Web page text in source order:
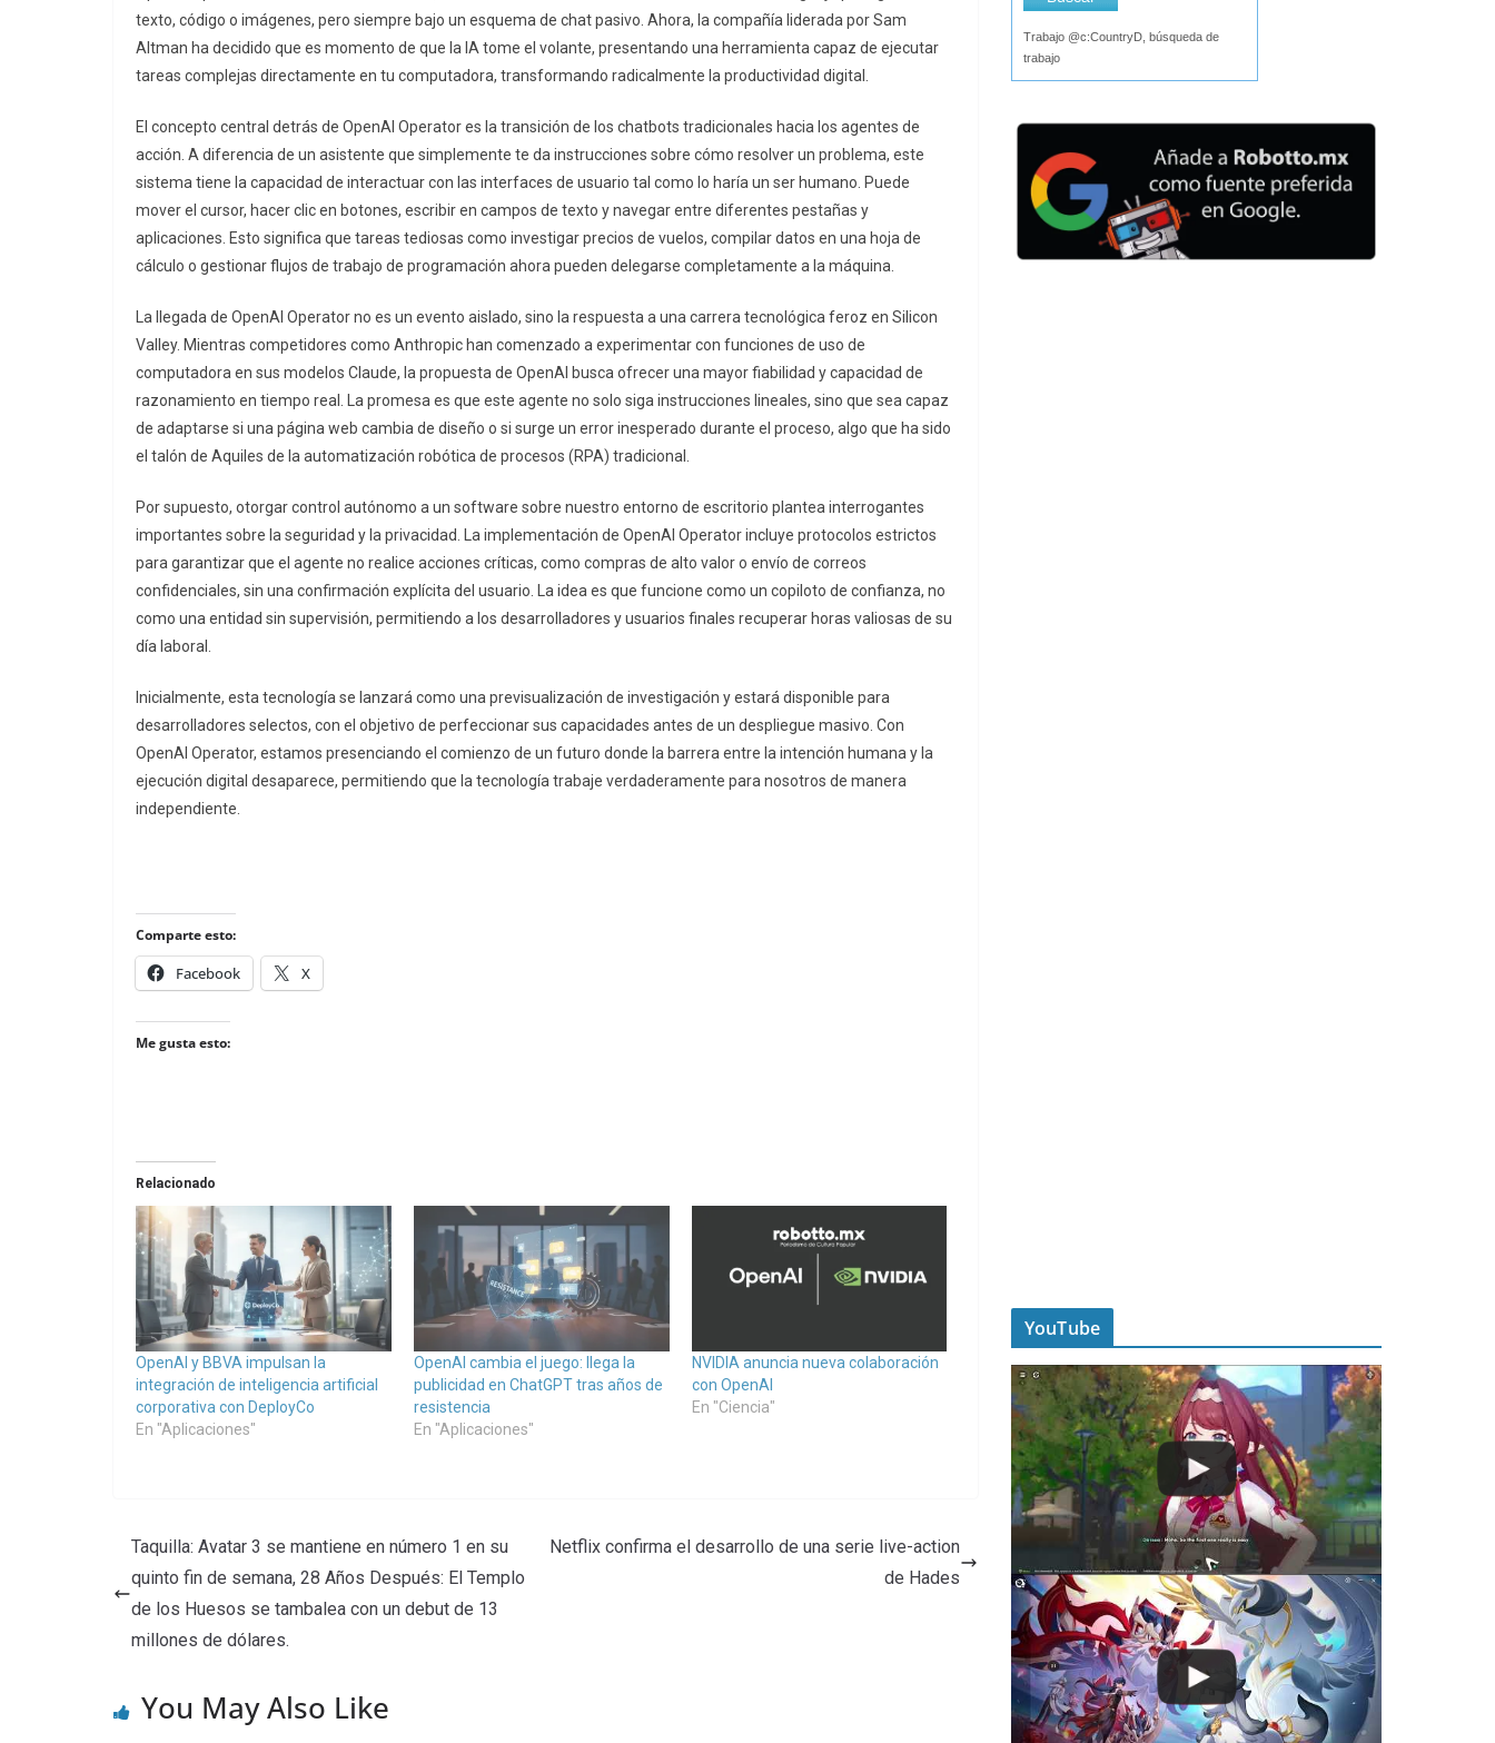
texto, código o imágenes, pero siempre bajo un esquema de chat pasivo. Ahora, la compañía liderada por Sam
Altman ha decidido que es momento de que la IA tome el volante, presentando una herramienta capaz de ejecutar
tareas complejas directamente en tu computadora, transformando radicalmente la productividad digital.
El concepto central detrás de OpenAI Operator es la transición de los chatbots tradicionales hacia los agentes de
acción. A diferencia de un asistente que simplemente te da instrucciones sobre cómo resolver un problema, este
sistema tiene la capacidad de interactuar con las interfaces de usuario tal como lo haría un ser humano. Puede
mover el cursor, hacer clic en botones, escribir en campos de texto y navegar entre diferentes pestañas y
aplicaciones. Esto significa que tareas tediosas como investigar precios de vuelos, compilar datos en una hoja de
cálculo o gestionar flujos de trabajo de programación ahora pueden delegarse completamente a la máquina.
La llegada de OpenAI Operator no es un evento aislado, sino la respuesta a una carrera tecnológica feroz en Silicon
Valley. Mientras competidores como Anthropic han comenzado a experimentar con funciones de uso de
computadora en sus modelos Claude, la propuesta de OpenAI busca ofrecer una mayor fiabilidad y capacidad de
razonamiento en tiempo real. La promesa es que este agente no solo siga instrucciones lineales, sino que sea capaz
de adaptarse si una página web cambia de diseño o si surge un error inesperado durante el proceso, algo que ha sido
el talón de Aquiles de la automatización robótica de procesos (RPA) tradicional.
Por supuesto, otorgar control autónomo a un software sobre nuestro entorno de escritorio plantea interrogantes
importantes sobre la seguridad y la privacidad. La implementación de OpenAI Operator incluye protocolos estrictos
para garantizar que el agente no realice acciones críticas, como compras de alto valor o envío de correos
confidenciales, sin una confirmación explícita del usuario. La idea es que funcione como un copiloto de confianza, no
como una entidad sin supervisión, permitiendo a los desarrolladores y usuarios finales recuperar horas valiosas de su
día laboral.
Inicialmente, esta tecnología se lanzará como una previsualización de investigación y estará disponible para
desarrolladores selectos, con el objetivo de perfeccionar sus capacidades antes de un despliegue masivo. Con
OpenAI Operator, estamos presenciando el comienzo de un futuro donde la barrera entre la intención humana y la
ejecución digital desaparece, permitiendo que la tecnología trabaje verdaderamente para nosotros de manera
independiente.
Comparte esto:
Facebook X
Me gusta esto:
Relacionado
OpenAI y BBVA impulsan la
integración de inteligencia artificial
corporativa con DeployCo
En "Aplicaciones"
OpenAI cambia el juego: llega la
publicidad en ChatGPT tras años de
resistencia
En "Aplicaciones"
NVIDIA anuncia nueva colaboración
con OpenAI
En "Ciencia"
Taquilla: Avatar 3 se mantiene en número 1 en su
quinto fin de semana, 28 Años Después: El Templo
de los Huesos se tambalea con un debut de 13
millones de dólares.
Netflix confirma el desarrollo de una serie live-action
de Hades
You May Also Like
Trabajo @c:CountryD, búsqueda de
trabajo
YouTube